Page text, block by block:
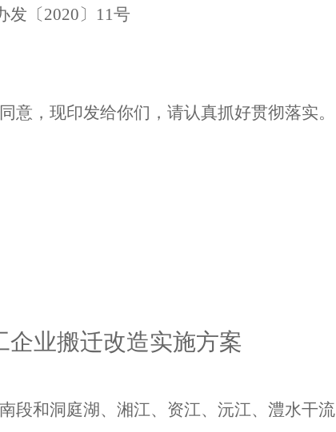
发〔2020〕 11号
意，现印发给你们，请认真抓好贯彻落实。
企业搬迁改造实施方案
段和洞庭湖、湘江、资江、沅江、澧水干流